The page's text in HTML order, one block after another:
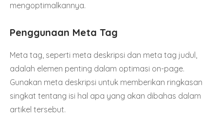
mengoptimalkannya.
Penggunaan Meta Tag
Meta tag, seperti meta deskripsi dan meta tag judul,
adalah elemen penting dalam optimasi on-page.
Gunakan meta deskripsi untuk memberikan ringkasan
singkat tentang isi hal apa yang akan dibahas dalam
artikel tersebut.